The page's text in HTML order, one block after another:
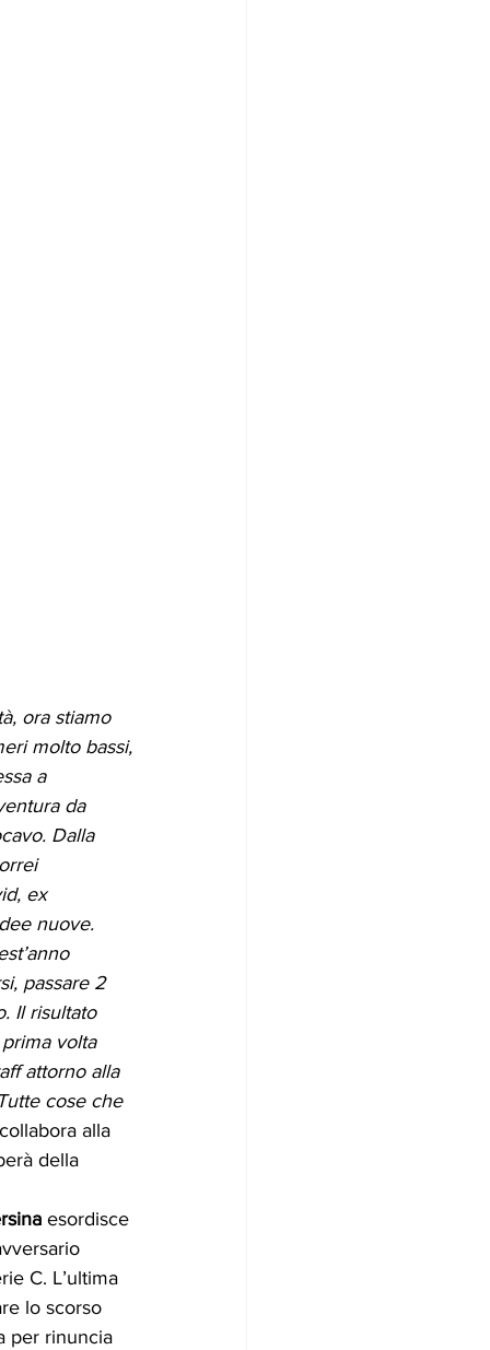
ora stiamo
molto bassi,
a
da
Dalla
ex
nuove.
passare 2
Il risultato
volta
attorno alla
cose che
alla
della
esordisce
C. L’ultima
lo scorso
per rinuncia